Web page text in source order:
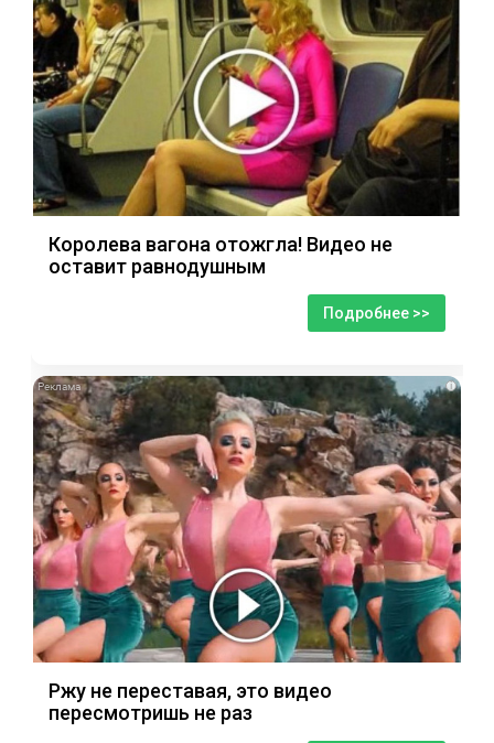
Королева вагона отожгла! Видео не
оставит равнодушным
Подробнее >>
i
Ржу не переставая, это видео
пересмотришь не раз